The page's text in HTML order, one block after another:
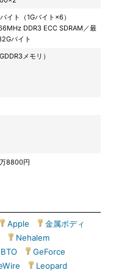
イト（1Gバイト×6）
DDR3 ECC SDRAM／最
バイト
メモリ）
8800円
Apple 金属ボディ
Nehalem
BTO GeForce
Leopard